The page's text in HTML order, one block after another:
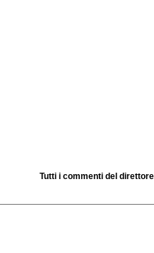
Tutti i commenti del direttore